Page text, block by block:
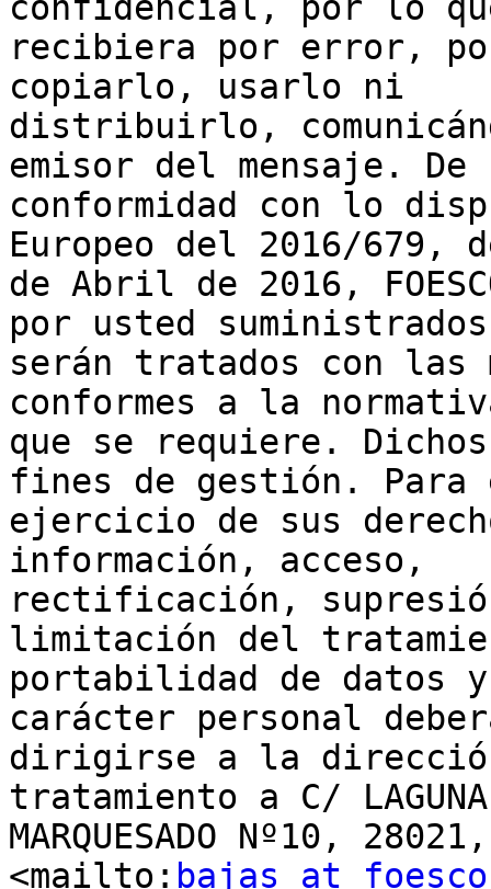
confidencial, por lo
recibiera por error,
copiarlo, usarlo ni
distribuirlo,
emisor del mensaje. De
conformidad con lo
Europeo del 2016/679,
de Abril de 2016,
por usted suministrados
serán tratados con las
conformes a la
que se requiere.
fines de gestión. Para
ejercicio de sus
información, acceso,
rectificación,
limitación del
portabilidad de datos
carácter personal
dirigirse a la
tratamiento a C/ LAGUNA
MARQUESADO Nº10,
<mailto: bajas at